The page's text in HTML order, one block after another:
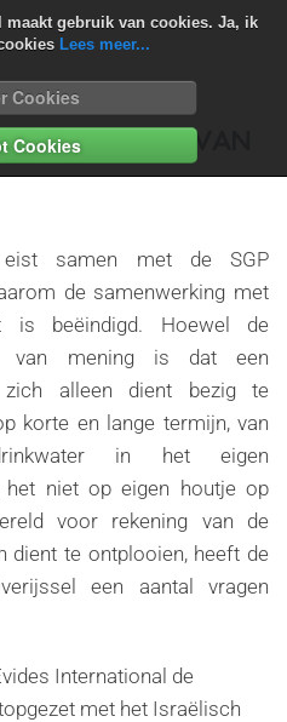
maakt gebruik van cookies. Ja, ik
Lees meer...
Cookies
CookiesUITLEG VAN
samen met de SGP
de samenwerking met
is beëindigd. Hoewel de
van mening is dat een
zich alleen dient bezig te
korte en lange termijn, van
in het eigen
het niet op eigen houtje op
voor rekening van de
dient te ontplooien, heeft de
een aantal vragen
International de
met het Israëlisch